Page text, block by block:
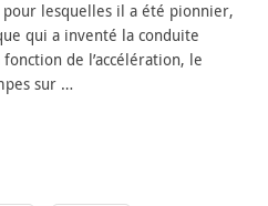
lesquelles il a été pionnier,
qui a inventé la conduite
de l’accélération, le
sur …